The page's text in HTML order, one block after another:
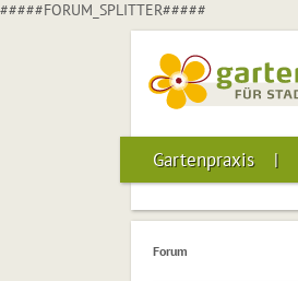
#####FORUM_SPLITTER#####
Gartenpraxis
Forum